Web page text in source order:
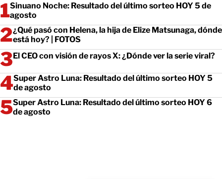
Sinuano Noche: Resultado del último sorteo HOY 5 de
agosto
¿Qué pasó con Helena, la hija de Elize Matsunaga, dónde
está hoy? | FOTOS
El CEO con visión de rayos X: ¿Dónde ver la serie viral?
Super Astro Luna: Resultado del último sorteo HOY 5
de agosto
Super Astro Luna: Resultado del último sorteo HOY 6
de agosto